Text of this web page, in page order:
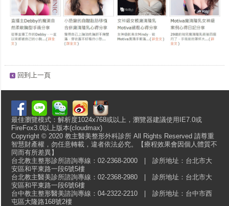
回到上一頁
最佳瀏覽模式：解析度1024x768或以上，瀏覽器建議使用IE7.0或
FireFox3.0以上版本(cloudmax)
Copyright © 2020 教主醫美整形外科診所 All Rights Reserved 請尊重
智慧財產權，勿任意轉載，違者依法必究。【療程效果會因個人體質不
同而有所差異】
台北教主整形診所諮詢專線：02-2368-2000 | 診所地址：台北市大
安區和平東路一段6號5樓
台北教主醫美診所諮詢專線：02-2368-2980 | 診所地址：台北市大
安區和平東路一段6號6樓
台中教主整形醫美諮詢專線：04-2322-2210 | 診所地址：台中市西
屯區大隆路168號2樓